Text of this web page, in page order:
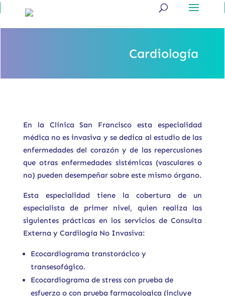
Cardiología
En la Clínica San Francisco esta especialidad
médica no es invasiva y se dedica al estudio de las
enfermedades del corazón y de las repercusiones
que otras enfermedades sistémicas (vasculares o
no) pueden desempeñar sobre este mismo órgano.
Esta especialidad tiene la cobertura de un
especialista de primer nivel, quien realiza las
siguientes prácticas en los servicios de Consulta
Externa y Cardilogía No Invasiva:
Ecocardiograma transtorácico y
transesofágico.
Ecocardiograma de stress con prueba de
esfuerzo o con prueba farmacologica (incluye